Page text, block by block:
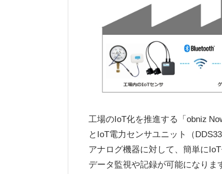
工場のIoT化を推進する「obniz
とIoT電力センサユニット（
アナログ機器に対して、簡単に
データ監視や記録が可能になりま